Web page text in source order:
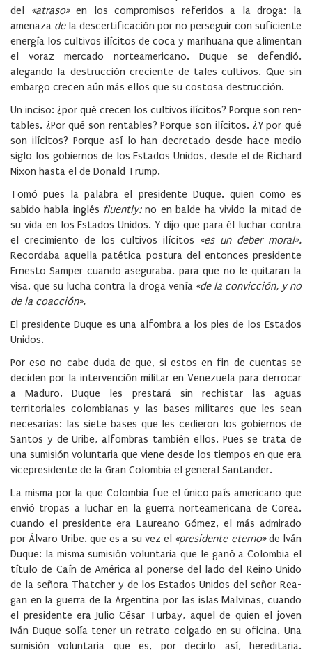
del «atraso»en los compromisos referidos a la droga: la
amenaza de la descertificación por no perseguir con suficiente
energía los culti­vos ilícitos de coca y marihuana que alimentan
el voraz mercado norteamericano. Duque se de­fendió.
alegando la destrucción creciente de tales cultivos. Que sin
embargo crecen aún más ellos que su costosa destrucción.
Un inciso: ¿por qué crecen los cultivos ilícitos? Porque son ren­
tables. ¿Por qué son rentables? Porque son ilícitos. ¿Y por qué
son ilícitos? Porque así lo han de­cretado desde hace medio
siglo los gobiernos de los Estados Uni­dos, desde el de Richard
Nixon hasta el de Donald Trump.
Tomó pues la palabra el presidente Duque. quien como es
sabido habla inglés fluently:no en balde ha vivido la mi­tad de
su vida en los Estados Unidos. Y dijo que para él luchar contra
el crecimiento de los cultivos ilícitos «es un deber moral».
Recordaba aquella patética postura del enton­ces presidente
Ernesto Samper cuando aseguraba. para que no le quitaran la
visa, que su lucha contra la droga venía «de la convicción, y no
de la coacción».
El presidente Duque es una alfombra a los pies de los Estados
Unidos.
Por eso no cabe duda de que, si estos en fin de cuentas se
deciden por la intervención militar en Venezuela para de­rrocar
a Maduro, Duque les prestará sin rechistar las aguas
territoriales colombianas y las bases militares que les sean
necesarias: las siete bases que les cedieron los gobiernos de
Santos y de Uribe, alfombras también ellos. Pues se trata de
una sumisión voluntaria que viene desde los tiempos en que era
vicepresidente de la Gran Colombia el general Santander.
La misma por la que Colom­bia fue el único país americano que
envió tropas a luchar en la guerra norteamericana de Corea.
cuando el presidente era Laureano Gómez, el más admirado
por Álvaro Uribe. que es a su vez el «presidente eterno»de lván
Du­que: la misma sumisión volun­taria que le ganó a Colombia el
título de Caín de América al po­nerse del lado del Reino Unido
de la señora Thatcher y de los Estados Unidos del señor Rea­
gan en la guerra de la Argentina por las islas Malvinas, cuando
el presidente era Julio César Turbay, aquel de quien el joven
Iván Duque solía tener un retrato colgado en su oficina. Una
sumisión voluntaria que es, por decirlo así, hereditaria.